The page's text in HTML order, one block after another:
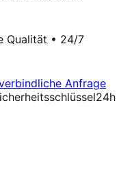
Qualität • 24/7
Anfrage
24h